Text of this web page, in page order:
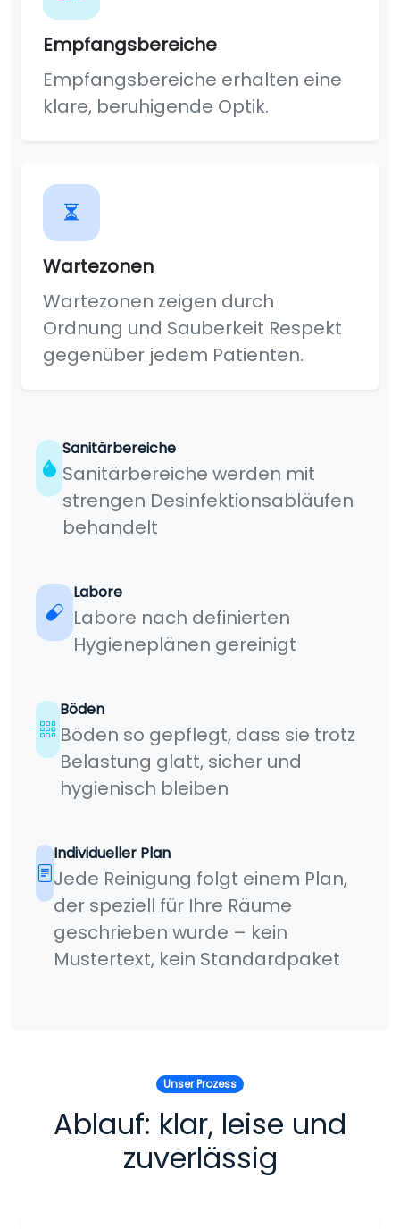
Empfangsbereiche
Empfangsbereiche erhalten eine
klare, beruhigende Optik.
Wartezonen
Wartezonen zeigen durch
Ordnung und Sauberkeit Respekt
gegenüber jedem Patienten.
Sanitärbereiche
Sanitärbereiche werden mit
strengen Desinfektionsabläufen
behandelt
Labore
Labore nach definierten
Hygieneplänen gereinigt
Böden
Böden so gepflegt, dass sie trotz
Belastung glatt, sicher und
hygienisch bleiben
Individueller Plan
Jede Reinigung folgt einem Plan,
der speziell für Ihre Räume
geschrieben wurde – kein
Mustertext, kein Standardpaket
Unser Prozess
Ablauf: klar, leise und
zuverlässig